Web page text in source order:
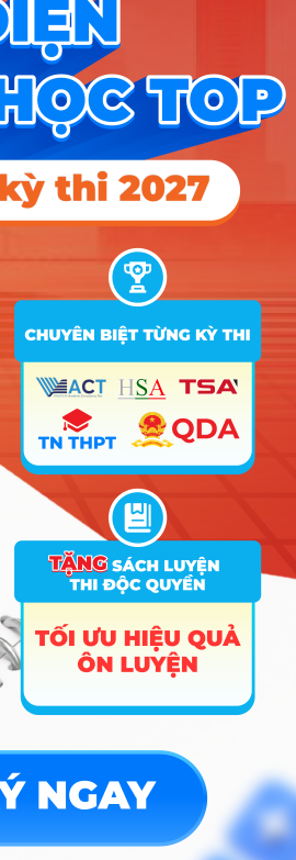
X08;
X09;
X10;
X12;
X13;
X14;
X20;
X23
A04;
B03;
C01;
C02;
D10;
D84;
X01;
X02;
X03;
X05;
X06;
X11;
X15;
X17;
X18;
X21;
A01;
D01;